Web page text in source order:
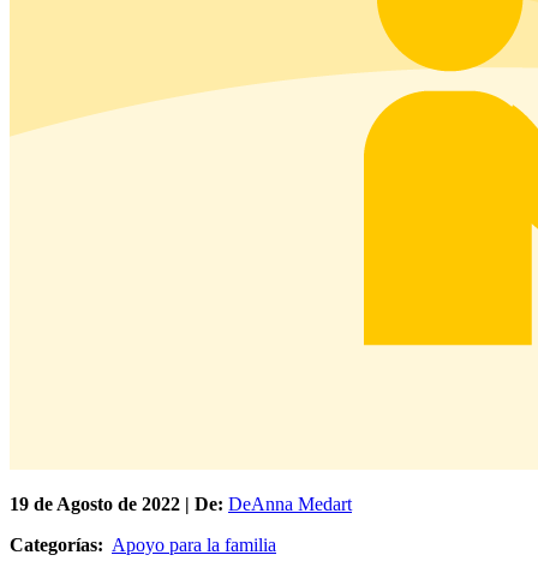
19 de Agosto de 2022 | De: DeAnna Medart
Categorías: Apoyo para la familia